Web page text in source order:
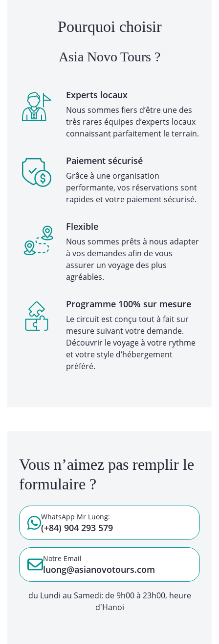
Pourquoi choisir
Asia Novo Tours ?
Experts locaux
Nous sommes fiers d’être une des
très rares équipes d’experts locaux
connaissant parfaitement le terrain.
Paiement sécurisé
Grâce à une organisation
performante, vos réservations sont
rapides et votre paiement sécurisé.
Flexible
Nous sommes prêts à nous adapter
à vos demandes afin de vous
assurer un voyage des plus
agréables.
Programme 100% sur mesure
Le circuit est conçu tout à fait sur
mesure suivant votre demande.
Découvrir le voyage à votre rythme
et votre style d’hébergement
préféré.
Vous n’aimez pas remplir le
formulaire ?
WhatsApp Mr Luong:
(+84) 904 293 579
Notre Email
luong@asianovotours.com
du Lundi au Samedi: de 9h00 à 23h00, heure
d'Hanoi